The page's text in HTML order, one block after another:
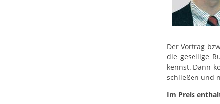
Der Vortrag
die gesellige
kennst. Dann
schließen und
Im Preis